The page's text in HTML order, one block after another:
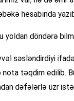
hesabında
yoldan döndərə
səsləndirdiyi
təqdim edilib.
dəfələrlə üzr